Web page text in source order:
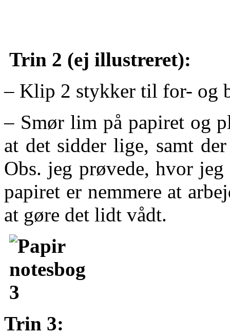
Trin 2 (ej illustreret):
– Klip 2 stykker til for- og
– Smør lim på papiret og
at det sidder lige, samt
Obs. jeg prøvede, hvor
papiret er nemmere at
at gøre det lidt vådt.
Trin 3: